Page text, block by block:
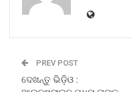
PREV POST
ଦେଖନ୍ତୁ ଭିଡ଼ିଓ :